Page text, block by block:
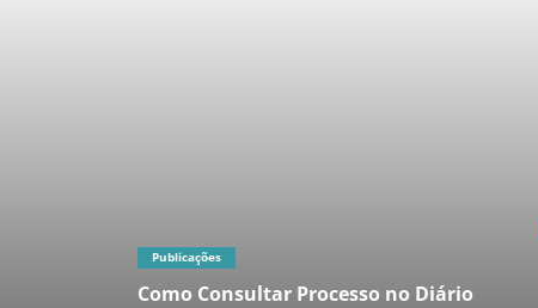
Publicações
Como Consultar Processo no Diário